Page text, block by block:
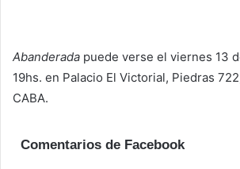
Abanderada puede verse el viernes 13
19hs. en Palacio El Victorial, Piedras
CABA.
Comentarios de Facebook